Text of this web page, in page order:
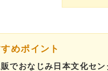
めポイント
でおなじみ日本文化セ